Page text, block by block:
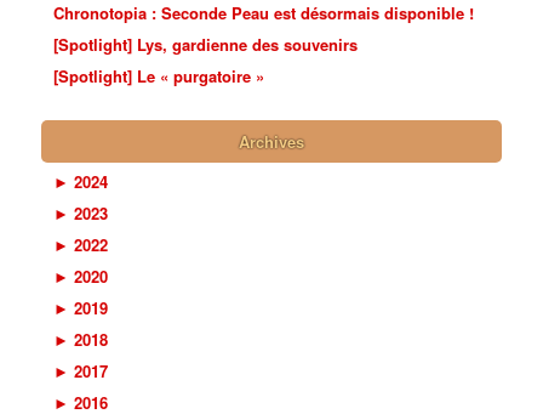
Chronotopia : Seconde Peau est désormais disponible !
[Spotlight] Lys, gardienne des souvenirs
[Spotlight] Le « purgatoire »
Archives
► 2024
► 2023
► 2022
► 2020
► 2019
► 2018
► 2017
► 2016